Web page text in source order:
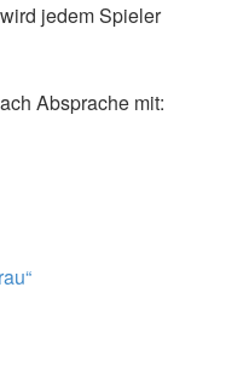
jedem Spieler
Absprache mit: